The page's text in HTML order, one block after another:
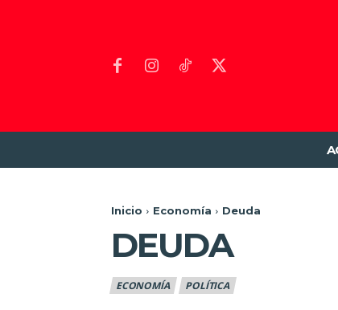
Inicio Economía Deuda
DEUDA
ECONOMÍA POLÍTICA